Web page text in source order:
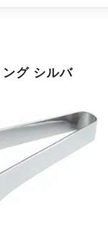
ング シルバ